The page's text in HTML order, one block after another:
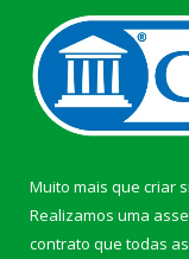
Muito mais que criar
Realizamos uma
contrato que todas